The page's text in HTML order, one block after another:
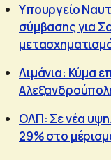
Υπουργείο
σύμβασης για
Λιμάνια: Κύμα
ΟΛΠ: Σε νέα
29% στο